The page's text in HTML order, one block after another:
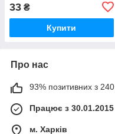
33 ₴
Купити
Про нас
93% позитивних з 240
Працює з 30.01.2015
м. Харків